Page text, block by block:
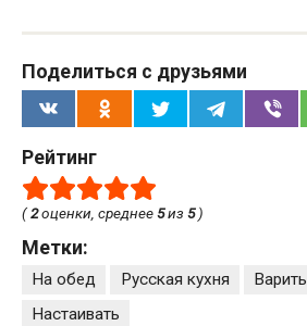
Поделиться с друзьями
Рейтинг
(2оценки, среднее5из 5)
Метки:
На обед Русская кухня Варить
Настаивать